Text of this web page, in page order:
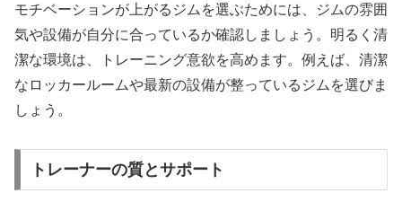
モチベーションが上がるジムを選ぶためには、ジムの雰囲
気や設備が自分に合っているか確認しましょう。明るく清
潔な環境は、トレーニング意欲を高めます。例えば、清潔
なロッカールームや最新の設備が整っているジムを選びま
しょう。
トレーナーの質とサポート